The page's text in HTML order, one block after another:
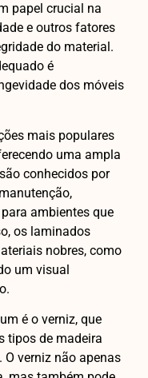
papel crucial na
e outros fatores
do material.
é
dos móveis
mais populares
uma ampla
conhecidos por
ambientes que
os laminados
nobres, como
um visual
é o verniz, que
tipos de madeira
O verniz não apenas